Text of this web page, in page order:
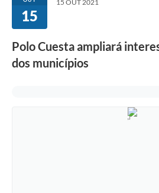
15
15 OUT 2021
Polo Cuesta ampliará
dos municípios